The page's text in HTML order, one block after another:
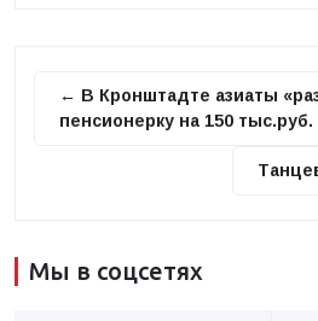
← В Кронштадте азиаты
пенсионерку на 150 тыс.руб.
Мы в соцсетях